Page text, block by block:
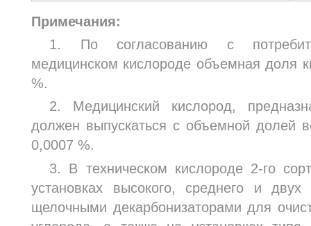
Примечания:
1. По согласованию с
медицинском кислороде объемная доля
%.
2. Медицинский кислород,
должен выпускаться с объемной долей
0,0007 %.
3. В техническом кислороде 2-го
установках высокого, среднего и
щелочными декарбонизаторами для